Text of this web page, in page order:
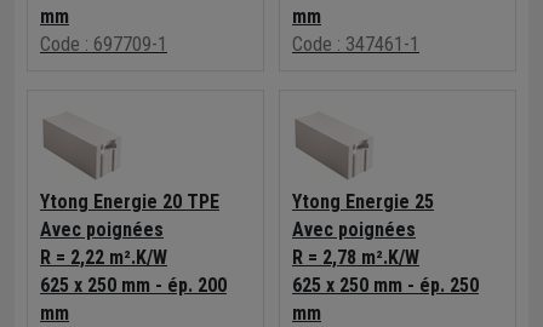
mm
Code : 697709-1
mm
Code : 347461-1
Ytong Energie 20 TPE
Avec poignées
R = 2,22 m².K/W
625 x 250 mm - ép. 200
mm
Ytong Energie 25
Avec poignées
R = 2,78 m².K/W
625 x 250 mm - ép. 250
mm